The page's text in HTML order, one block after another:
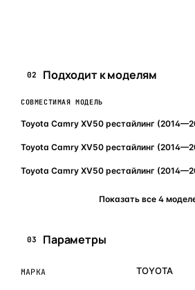
02 Подходит к моделям
СОВМЕСТИМАЯ МОДЕЛЬ
Toyota Camry XV50 рестайлинг
Toyota Camry XV50 рестайлинг
Toyota Camry XV50 рестайлинг
Показать все 4
03 Параметры
МАРКА TOYOTA